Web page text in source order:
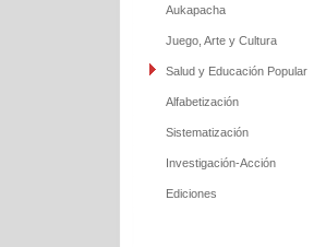
Aukapacha
Juego, Arte y Cultura
Salud y Educación Popular
Alfabetización
Sistematización
Investigación-Acción
Ediciones